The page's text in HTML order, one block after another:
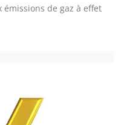
émissions de gaz à effet